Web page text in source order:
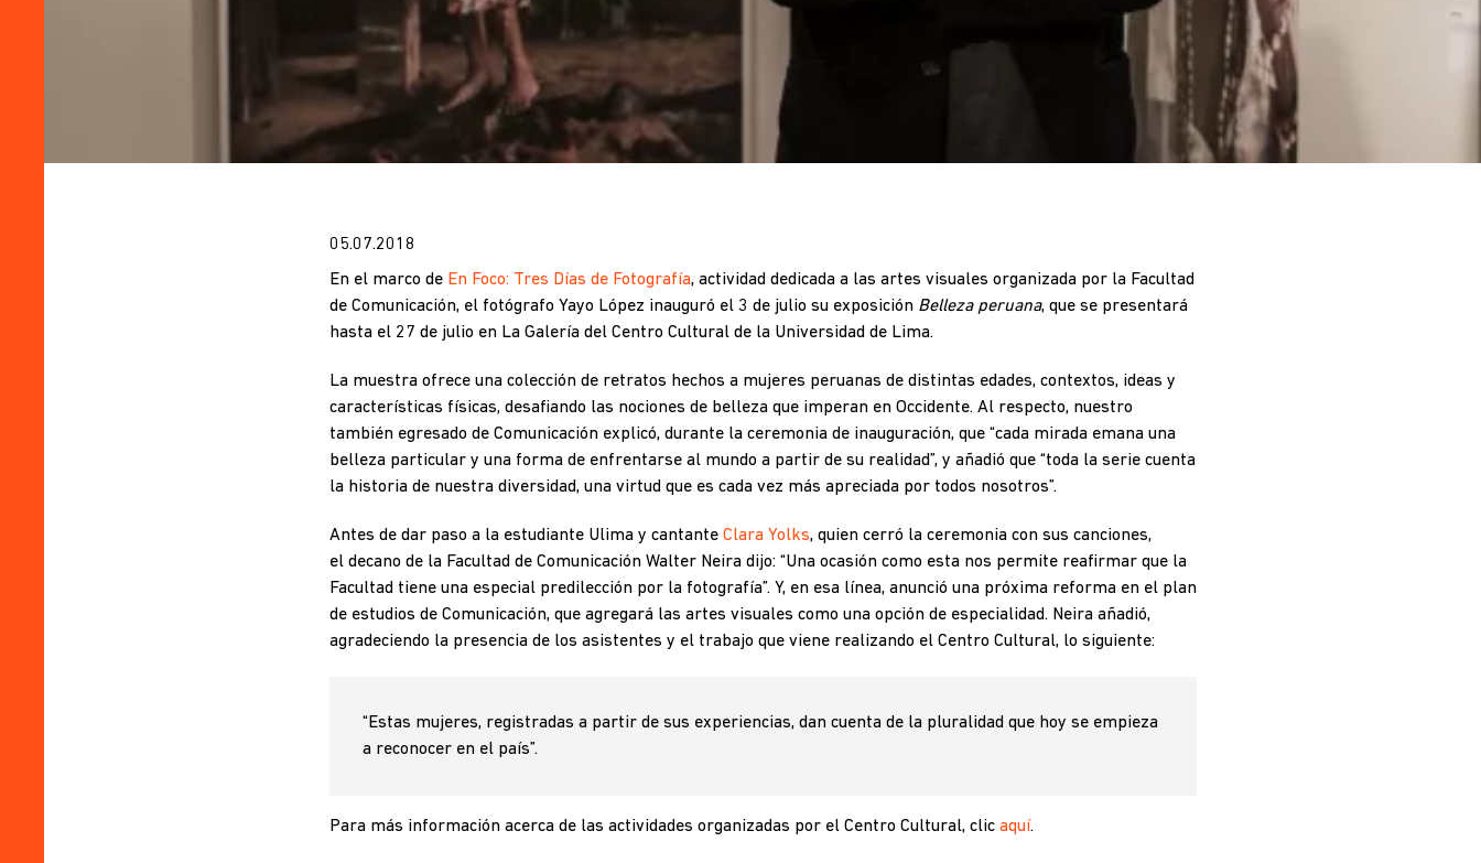
05.07.2018
En el marco de En Foco: Tres Días de Fotografía, actividad dedicada a las artes visuales organizada por la Facultad
de Comunicación, el fotógrafo Yayo López inauguró el 3 de julio su exposición Belleza peruana, que se presentará
hasta el 27 de julio en La Galería del Centro Cultural de la Universidad de Lima.
La muestra ofrece una colección de retratos hechos a mujeres peruanas de distintas edades, contextos, ideas y
características físicas, desafiando las nociones de belleza que imperan en Occidente. Al respecto, nuestro
también egresado de Comunicación explicó, durante la ceremonia de inauguración, que “cada mirada emana una
belleza particular y una forma de enfrentarse al mundo a partir de su realidad”, y añadió que “toda la serie cuenta
la historia de nuestra diversidad, una virtud que es cada vez más apreciada por todos nosotros”.
Antes de dar paso a la estudiante Ulima y cantante Clara Yolks, quien cerró la ceremonia con sus canciones,
el decano de la Facultad de Comunicación Walter Neira dijo: “Una ocasión como esta nos permite reafirmar que la
Facultad tiene una especial predilección por la fotografía”. Y, en esa línea, anunció una próxima reforma en el plan
de estudios de Comunicación, que agregará las artes visuales como una opción de especialidad. Neira añadió,
agradeciendo la presencia de los asistentes y el trabajo que viene realizando el Centro Cultural, lo siguiente:
“Estas mujeres, registradas a partir de sus experiencias, dan cuenta de la pluralidad que hoy se empieza
a reconocer en el país”.
Para más información acerca de las actividades organizadas por el Centro Cultural, clic aquí.